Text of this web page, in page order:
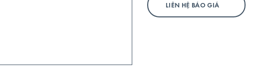
LIÊN HỆ BÁO GIÁ